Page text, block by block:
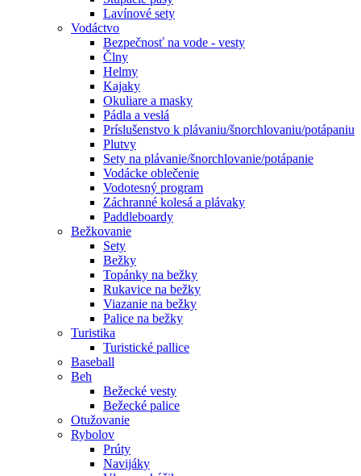
Lavínové sety
Vodáctvo
Bezpečnosť na vode - vesty
Člny
Helmy
Kajaky
Okuliare a masky
Pádla a veslá
Príslušenstvo k plávaniu/šnorchlovaniu/potápaniu
Plutvy
Sety na plávanie/šnorchlovanie/potápanie
Vodácke oblečenie
Vodotesný program
Záchranné kolesá a plávaky
Paddleboardy
Bežkovanie
Sety
Bežky
Topánky na bežky
Rukavice na bežky
Viazanie na bežky
Palice na bežky
Turistika
Turistické pallice
Baseball
Beh
Bežecké vesty
Bežecké palice
Otužovanie
Rybolov
Prúty
Navijáky